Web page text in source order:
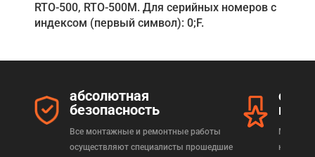
RTO-500, RTO-500M. Для серийных номеров с
индексом (первый символ): 0;F.
абсолютная
безопасность
Все монтажные и ремонтные работы
осуществляют специалисты прошедшие
Мы